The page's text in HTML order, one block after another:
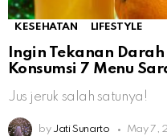
KESEHATAN LIFESTYLE
Ingin Tekanan
Konsumsi 7 Menu
Jus jeruk salah satunya!
by Jati Sunarto May 7,